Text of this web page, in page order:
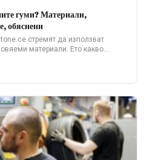
гуми? Материали,
обяснени
се стремят да използват
материали. Ето какво…